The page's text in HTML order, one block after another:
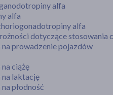
alfa
alfa
alfa
dotyczące
prowadzenie pojazdów
ciążę
laktację
płodność